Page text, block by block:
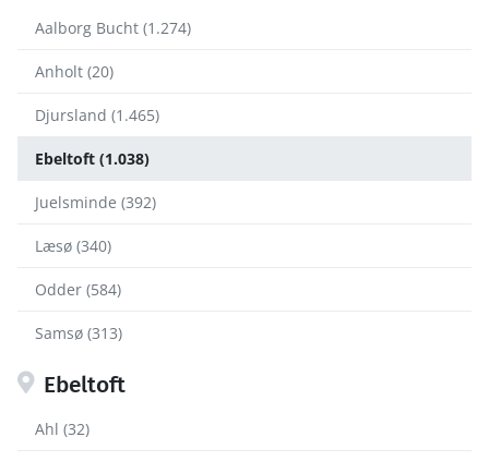
Aalborg Bucht (1.274)
Anholt (20)
Djursland (1.465)
Ebeltoft (1.038)
Juelsminde (392)
Læsø (340)
Odder (584)
Samsø (313)
Ebeltoft
Ahl (32)